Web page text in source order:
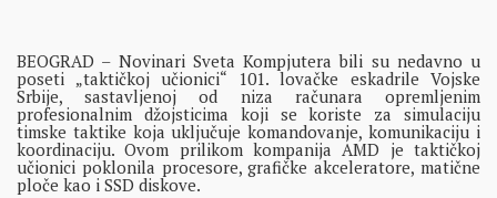
BEOGRAD – Novinari Sveta Kompjutera bili su nedavno u
poseti „taktičkoj učionici“ 101. lovačke eskadrile Vojske
Srbije, sastavljenoj od niza računara opremljenim
profesionalnim džojsticima koji se koriste za simulaciju
timske taktike koja uključuje komandovanje, komunikaciju i
koordinaciju. Ovom prilikom kompanija AMD je taktičkoj
učionici poklonila procesore, grafičke akceleratore, matične
ploče kao i SSD diskove.